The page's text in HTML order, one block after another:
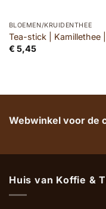
BLOEMEN/KRUIDENTHEE
Tea-stick | Kamillethee
€ 5,45
Webwinkel voor de
Huis van Koffie &